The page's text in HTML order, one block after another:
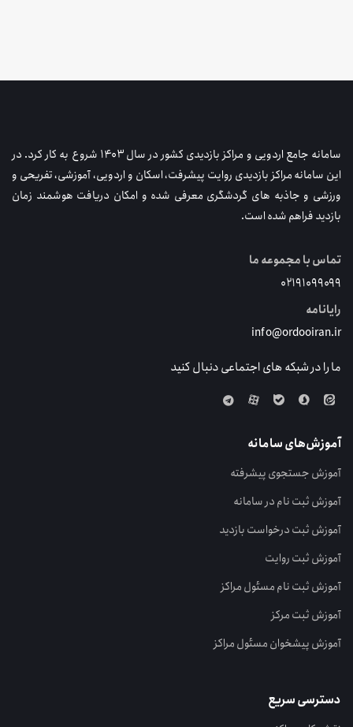
سامانه جامع اردویی و مراکز بازدیدی کشور در سال ۱۴۰۳ شروع به کار کرد. در
این سامانه مراکز بازدیدی روایت پیشرفت، اسکان و اردویی، آموزشی، تفریحی و
ورزشی و جاذبه های گردشگری معرفی شده و امکان دریافت هوشمند زمان
بازدید فراهم شده است.
تماس با مجموعه ما
۰۲۱۹۱۰۹۹۰۹۹
رایانامه
info@ordooiran.ir
ما را در شبکه های اجتماعی دنبال کنید
آموزش‌های سامانه
آموزش جستجوی پیشرفته
آموزش ثبت نام در سامانه
آموزش ثبت درخواست بازدید
آموزش ثبت روایت
آموزش ثبت نام مسئول مراکز
آموزش ثبت مرکز
آموزش پیشخوان مسئول مراکز
دسترسی سریع